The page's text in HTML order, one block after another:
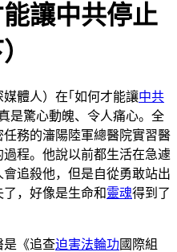
讓中共停止
體人）在｢如何才能讓中共
是驚心動魄、令人痛心。全
務的瀋陽陸軍總醫院實習醫
程。他說以前都生活在急遽
追殺他，但是自從勇敢站出
，好像是生命和靈魂得到了
是《追查迫害法輪功 國際組